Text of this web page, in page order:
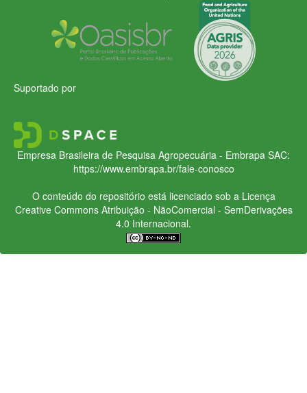
Suportado por
Empresa Brasileira de Pesquisa Agropecuária - Embrapa SAC:
https://www.embrapa.br/fale-conosco
O conteúdo do repositório está licenciado sob a Licença
Creative CommonsAtribuição - NãoComercial - SemDerivações
4.0 Internacional.